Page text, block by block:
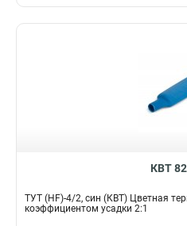
КВТ
ТУТ (HF)-4/2, син (КВТ) Цветная
коэффициентом усадки 2:1